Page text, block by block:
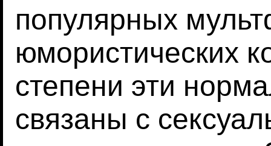
популярных
юмористических
степени эти
связаны с